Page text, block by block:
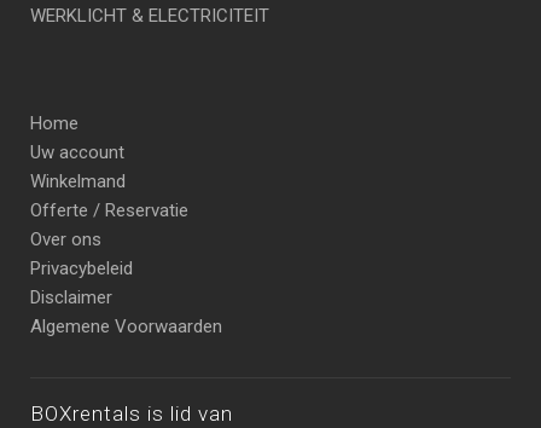
WERKLICHT & ELECTRICITEIT
Home
Uw account
Winkelmand
Offerte / Reservatie
Over ons
Privacybeleid
Disclaimer
Algemene Voorwaarden
BOXrentals is lid van